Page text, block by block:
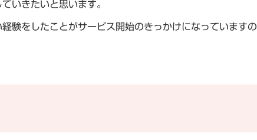
いきたいと思います。
験をしたことがサービス開始のきっかけになっていますの